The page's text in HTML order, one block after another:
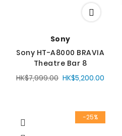
Sony
Sony HT-A8000 BRAVIA
Theatre Bar 8
HK$5,200.00
HK$7,999.00
-25%